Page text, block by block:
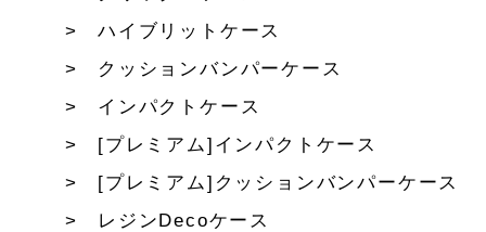
ハイブリットケース
クッションバンパーケース
インパクトケース
[プレミアム]インパクトケース
[プレミアム]クッションバンパーケース
レジンDecoケース